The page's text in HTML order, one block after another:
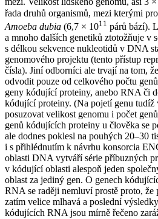
řada druhů organismů, mezi kterými
Amoeba dubia (6,7 × 1011 párů bází).
a mnoho dalších genetiků ztotožňuje v
s délkou sekvence nukleotidů v DNA
genomového projektu (tento přístup
čísla). Jiní odborníci ale trvají na tom,
odvodit pouze od celkového počtu
geny kódující proteiny, anebo RNA či
kódující proteiny. (Na pojetí genu tudíž
posuzovat velikost genomu i počet
genů kódujících proteiny u člověka se
ale dodnes poklesl na pouhých 20–30
i s přihlédnutím k návrhu konsorcia
oblasti DNA vytváří série příbuzných
v kódující oblasti alespoň jeden
oblast za jediný gen. O genech
RNA se raději nemluví prostě proto, že
zatím velice mlhavá a poslední
kódujících RNA jsou mírně řečeno